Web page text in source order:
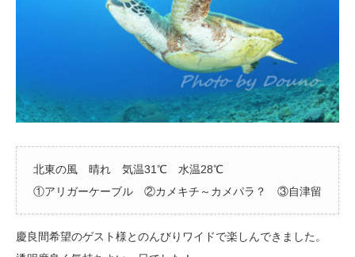
北東の風 晴れ 気温31℃ 水温28℃
①アリガーケーブル ②カメキチ～カメパラ？ ③自津留
慶良間希望のゲスト様とのんびりワイドで楽しんできました。